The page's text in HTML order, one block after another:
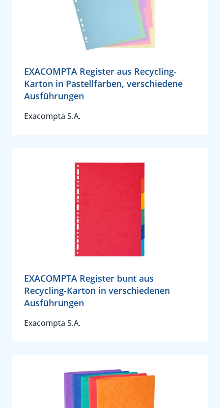
EXACOMPTA Register aus Recycling-
Karton in Pastellfarben, verschiedene
Ausführungen
Exacompta S.A.
EXACOMPTA Register bunt aus
Recycling-Karton in verschiedenen
Ausführungen
Exacompta S.A.